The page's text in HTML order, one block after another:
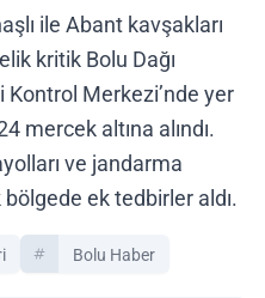
ile Abant kavşakları
kritik Bolu Dağı
Kontrol Merkezi’nde yer
mercek altına alındı.
ve jandarma
ek tedbirler aldı.
Bolu Haber